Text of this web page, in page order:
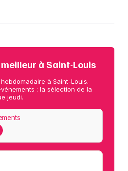
à Saint-Louis
à Saint-Louis.
: la sélection de la
jeudi.